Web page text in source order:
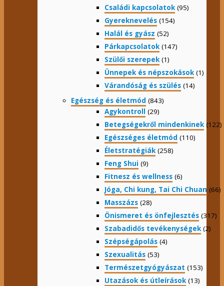
Családi kapcsolatok (95)
Gyereknevelés (154)
Halál és gyász (52)
Párkapcsolatok (147)
Szülői szerepek (1)
Ünnepek és népszokások (1)
Várandóság és szülés (14)
Egészség és életmód (843)
Agykontroll
(29)
Betegségekről mindenkinek (122)
Egészséges életmód (110)
Életstratégiák (258)
Feng Shui (9)
Fitnesz és wellness (6)
Jóga, Chi kung, Tai Chi Chuan (66)
Masszázs (28)
Önismeret és önfejlesztés (317)
Szabadidős tevékenységek (2)
Szépségápolás (4)
Szexualitás (53)
Természetgyógyászat (153)
Utazások és útleírások (13)